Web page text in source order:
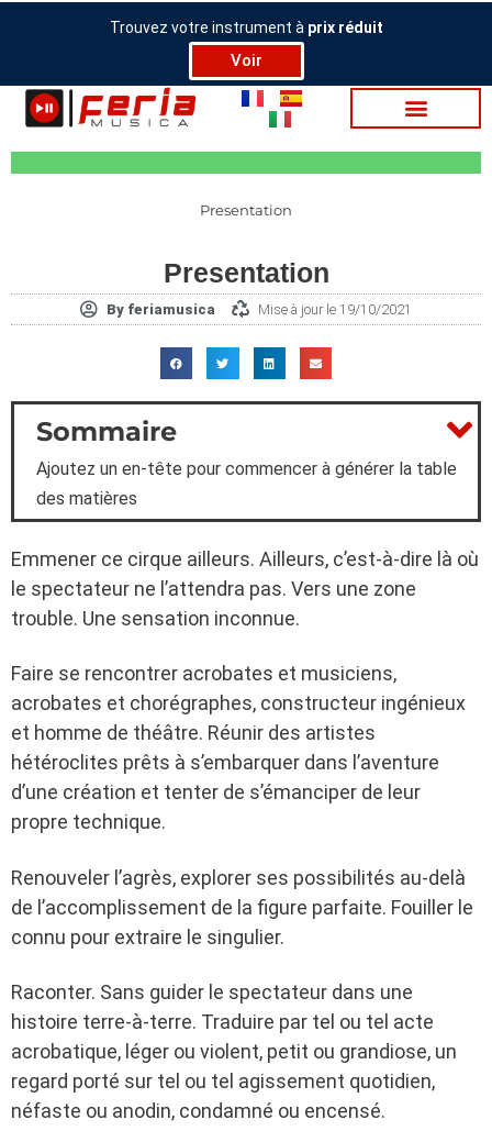
Aller
Trouvez votre instrument à prix réduit
Voir
Presentation
Presentation
By feriamusica Mise à jour le 19/10/2021
Sommaire
Ajoutez un en-tête pour commencer à générer la table
des matières
Emmener ce cirque ailleurs. Ailleurs, c’est-à-dire là où
le spectateur ne l’attendra pas. Vers une zone
trouble. Une sensation inconnue.
Faire se rencontrer acrobates et musiciens,
acrobates et chorégraphes, constructeur ingénieux
et homme de théâtre. Réunir des artistes
hétéroclites prêts à s’embarquer dans l’aventure
d’une création et tenter de s’émanciper de leur
propre technique.
Renouveler l’agrès, explorer ses possibilités au-delà
de l’accomplissement de la figure parfaite. Fouiller le
connu pour extraire le singulier.
Raconter. Sans guider le spectateur dans une
histoire terre-à-terre. Traduire par tel ou tel acte
acrobatique, léger ou violent, petit ou grandiose, un
regard porté sur tel ou tel agissement quotidien,
néfaste ou anodin, condamné ou encensé.